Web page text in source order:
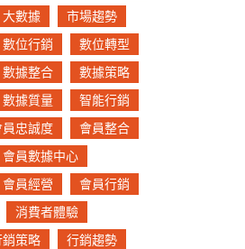
大數據
市場趨勢
數位行銷
數位轉型
數據整合
數據策略
數據質量
智能行銷
員忠誠度
會員整合
會員數據中心
會員經營
會員行銷
消費者體驗
策略
行銷趨勢